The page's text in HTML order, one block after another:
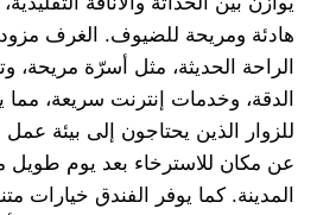
هادئة ومريحة للضيوف. الغرف
الراحة الحديثة، مثل أسرّة مريحة،
الدقة، وخدمات إنترنت سريعة، مما
للزوار الذين يحتاجون إلى بيئة عمل
عن مكان للاسترخاء بعد يوم
المدينة. كما يوفر الفندق خيارات